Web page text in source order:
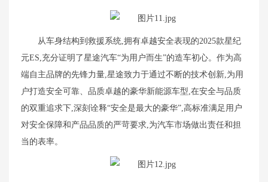
从车身结构到救援系统,拥有卓越安全表现的2025款星纪
元ES,充分证明了星途汽车“为用户而生”的造车初心。作为高
端自主品牌的先锋力量,星途致力于通过不断的技术创新,为用
户打造安全可靠、品质卓越的豪华新能源车型,在安全与品质
的双重追求下,深刻诠释“安全是最大的豪华”,高标准满足用户
对安全保障和产品品质的严苛要求,为汽车市场做出责任和担
当的表率。